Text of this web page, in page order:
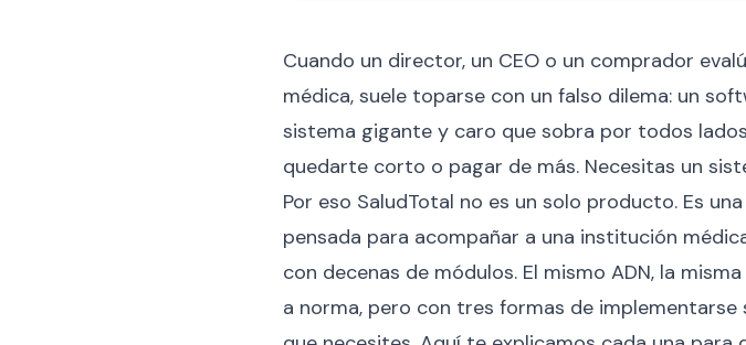
Cuando un director, un CEO o un comprador
médica, suele toparse con un falso dilema: un
sistema gigante y caro que sobra por todos
quedarte corto o pagar de más. Necesitas un
Por eso SaludTotal no es un solo producto. Es una
pensada para acompañar a una institución
con decenas de módulos. El mismo ADN, la
a norma, pero con tres formas de